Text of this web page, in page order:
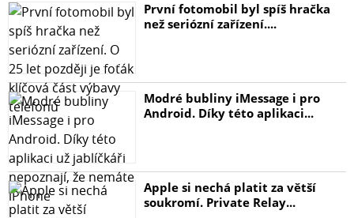
První fotomobil byl spíš hračka
než seriózní zařízení....
Modré bubliny iMessage i pro
Android. Díky této aplikaci...
Apple si nechá platit za větší
soukromí. Private Relay...